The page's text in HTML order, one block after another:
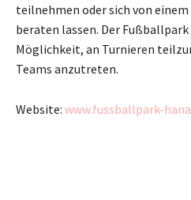
teilnehmen oder sich von
beraten lassen. Der
Möglichkeit, an Turnieren
Teams anzutreten.
Website: www.fussballpark-